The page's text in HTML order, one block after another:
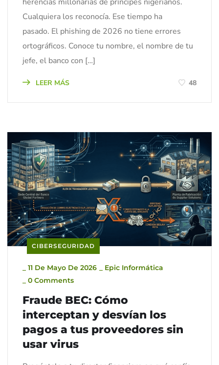
Cualquiera los reconocía. Ese tiempo ha
pasado. El phishing de 2026 no tiene errores
ortográficos. Conoce tu nombre, el nombre de tu
jefe, el banco con […]
LEER MÁS 48
CIBERSEGURIDAD
11 De Mayo De 2026
Epic Informática
0 Comments
Fraude BEC: Cómo
interceptan y desvían los
pagos a tus proveedores sin
usar virus